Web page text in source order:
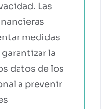
Las
medidas
la
datos de los
a prevenir